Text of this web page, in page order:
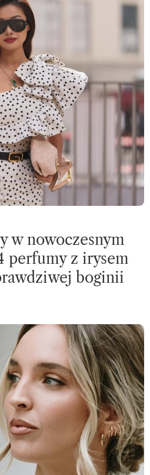
w nowoczesnym
perfumy z irysem
boginii